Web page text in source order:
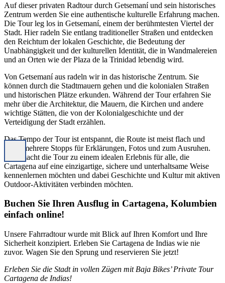
Auf dieser privaten Radtour durch Getsemaní und sein historisches
Zentrum werden Sie eine authentische kulturelle Erfahrung machen.
Die Tour leg los in Getsemaní, einem der berühmtesten Viertel der
Stadt. Hier radeln Sie entlang traditioneller Straßen und entdecken
den Reichtum der lokalen Geschichte, die Bedeutung der
Unabhängigkeit und der kulturellen Identität, die in Wandmalereien
und an Orten wie der Plaza de la Trinidad lebendig wird.
Von Getsemaní aus radeln wir in das historische Zentrum. Sie
können durch die Stadtmauern gehen und die kolonialen Straßen
und historischen Plätze erkunden. Während der Tour erfahren Sie
mehr über die Architektur, die Mauern, die Kirchen und andere
wichtige Stätten, die von der Kolonialgeschichte und der
Verteidigung der Stadt erzählen.
Das Tempo der Tour ist entspannt, die Route ist meist flach und
bietet mehrere Stopps für Erklärungen, Fotos und zum Ausruhen.
Dies macht die Tour zu einem idealen Erlebnis für alle, die
Cartagena auf eine einzigartige, sichere und unterhaltsame Weise
kennenlernen möchten und dabei Geschichte und Kultur mit aktiven
Outdoor-Aktivitäten verbinden möchten.
Buchen Sie Ihren Ausflug in Cartagena, Kolumbien
einfach online!
Unsere Fahrradtour wurde mit Blick auf Ihren Komfort und Ihre
Sicherheit konzipiert. Erleben Sie Cartagena de Indias wie nie
zuvor. Wagen Sie den Sprung und reservieren Sie jetzt!
Erleben Sie die Stadt in vollen Zügen mit Baja Bikes’ Private Tour
Cartagena de Indias!